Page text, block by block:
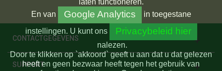
CONTACTGEGEVENS
SUPPORT
laten functioneren.
En van Google Analytics
in toegestane
instellingen. U kunt ons Privacybeleid hier
nalezen.
Door te klikken op `akkoord` geeft u aan dat u dat gelezen
heeft en geen bezwaar heeft tegen het gebruik van